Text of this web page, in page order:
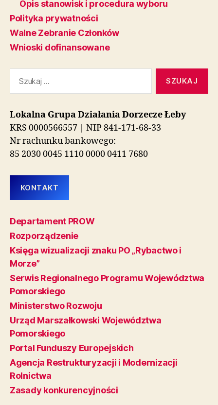
Opis stanowisk i procedura wyboru
Polityka prywatności
Walne Zebranie Członków
Wnioski dofinansowane
Lokalna Grupa Działania Dorzecze Łeby
KRS 0000566557 | NIP 841-171-68-33
Nr rachunku bankowego:
85 2030 0045 1110 0000 0411 7680
KONTAKT
Departament PROW
Rozporządzenie
Księga wizualizacji znaku PO „Rybactwo i
Morze”
Serwis Regionalnego Programu Województwa
Pomorskiego
Ministerstwo Rozwoju
Urząd Marszałkowski Województwa
Pomorskiego
Portal Funduszy Europejskich
Agencja Restrukturyzacji i Modernizacji
Rolnictwa
Zasady konkurencyjności